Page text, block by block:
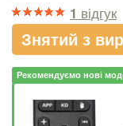
1 відгук
Знятий з
Рекомендуємо нові